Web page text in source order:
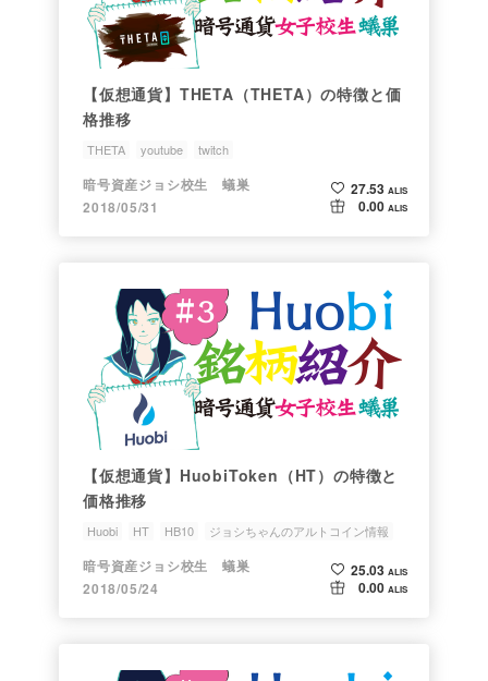
【仮想通貨】THETA（THETA）の特徴と価
格推移
THETA youtube
twitch
ジョシちゃんのアルトコイン情報
暗号資産ジョシ校生 蟻巣
2018/05/31
27.53 ALIS
0.00 ALIS
【仮想通貨】HuobiToken（HT）の特徴と
価格推移
Huobi HT HB10
ジョシちゃんのアルトコイン情報
銘柄研究会
暗号資産ジョシ校生 蟻巣
2018/05/24
25.03 ALIS
0.00 ALIS